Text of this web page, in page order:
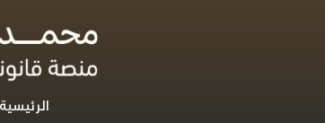
الرئيسية